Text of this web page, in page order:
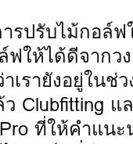
รปรับไม้กอล์
ฟให้ได้ดีจาก
เรายังอยู่ใน
Clubfitting แ
ที่ให้คำแน